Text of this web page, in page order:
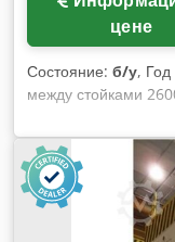
цене
Состояние: б/у, Год
между стойками
столом и
поднятой
мм Усилие
подушки в столе
столе 2300 x 1300
63 т Ход вытяжной